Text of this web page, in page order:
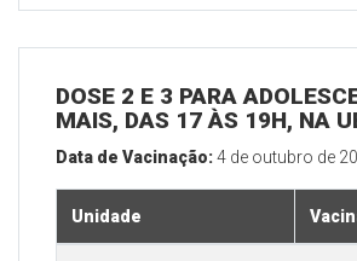
DOSE 2 E 3 PARA
MAIS, DAS 17 ÀS 19H, NA
Data de Vacinação:4 de outubro de
Unidade